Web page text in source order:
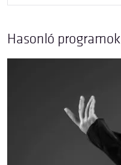
Hasonló programok